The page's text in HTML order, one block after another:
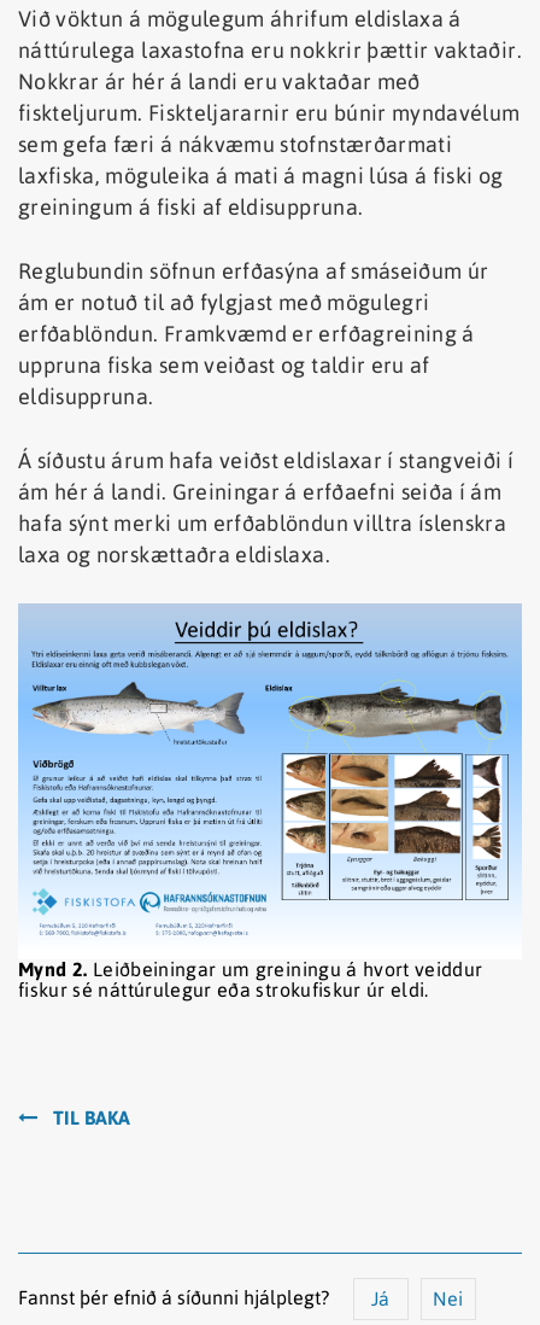
Við vöktun á mögulegum áhrifum eldislaxa á
náttúrulega laxastofna eru nokkrir þættir vaktaðir.
Nokkrar ár hér á landi eru vaktaðar með
fiskteljurum. Fiskteljararnir eru búnir myndavélum
sem gefa færi á nákvæmu stofnstærðarmati
laxfiska, möguleika á mati á magni lúsa á fiski og
greiningum á fiski af eldisuppruna.
Reglubundin söfnun erfðasýna af smáseiðum úr
ám er notuð til að fylgjast með mögulegri
erfðablöndun. Framkvæmd er erfðagreining á
uppruna fiska sem veiðast og taldir eru af
eldisuppruna.
Á síðustu árum hafa veiðst eldislaxar í stangveiði í
ám hér á landi. Greiningar á erfðaefni seiða í ám
hafa sýnt merki um erfðablöndun villtra íslenskra
laxa og norskættaðra eldislaxa.
Mynd 2. Leiðbeiningar um greiningu á hvort veiddur
fiskur sé náttúrulegur eða strokufiskur úr eldi.
TIL BAKA
Fannst þér efnið á síðunni hjálplegt? Já Nei